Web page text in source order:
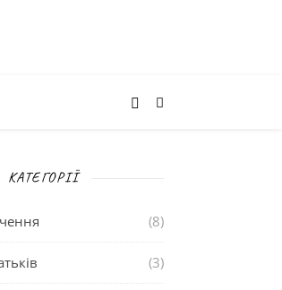
КАТЕГОРІЇ
(8)
(3)